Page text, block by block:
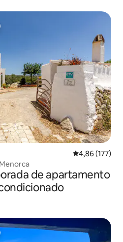
4,86 de uma
4,86 (177)
de apartamento